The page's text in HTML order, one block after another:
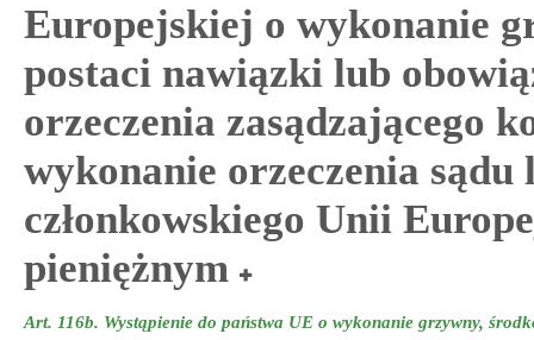
Europejskiej o wykonanie
postaci nawiązki lub
orzeczenia zasądzającego
wykonanie orzeczenia
członkowskiego Unii
pieniężnym
Art. 116b. Wystąpienie do państwa UE o wykonanie grzywny,